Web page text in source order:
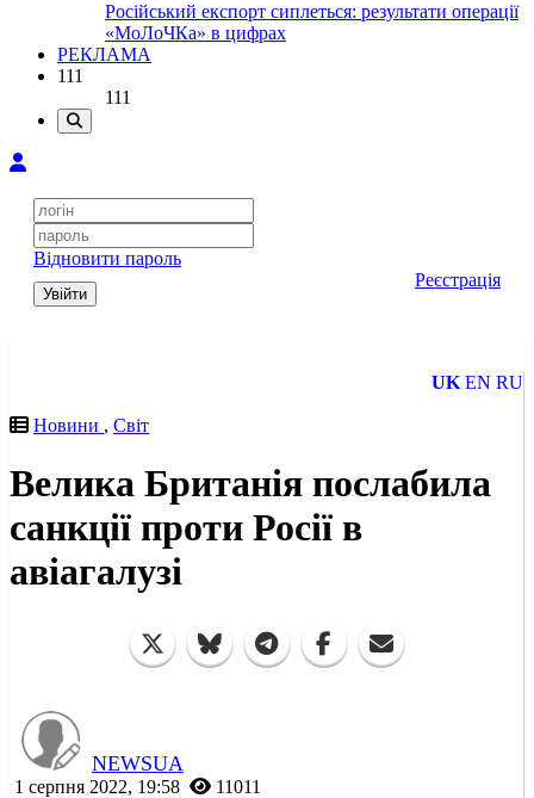
Російський експорт сиплеться: результати операції
«МоЛоЧКа» в цифрах
РЕКЛАМА
111
111
Відновити пароль
Увійти
Реєстрація
UK EN RU
Новини , Світ
Велика Британія послабила
санкції проти Росії в
авіагалузі
NEWSUA
1 серпня 2022, 19:58 11011